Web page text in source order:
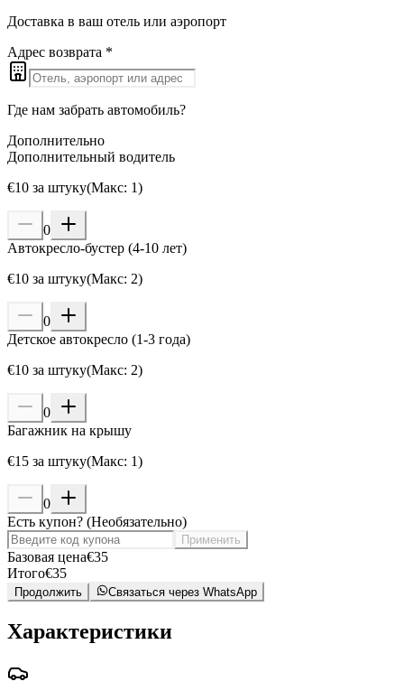
Доставка в ваш отель или аэропорт
Адрес возврата *
Где нам забрать автомобиль?
Дополнительно
Дополнительный водитель
€10 за штуку(Макс: 1)
0
Автокресло-бустер (4-10 лет)
€10 за штуку(Макс: 2)
0
Детское автокресло (1-3 года)
€10 за штуку(Макс: 2)
0
Багажник на крышу
€15 за штуку(Макс: 1)
0
Есть купон? (Необязательно)
Применить
Базовая цена€35
Итого€35
Продолжить Связаться через WhatsApp
Характеристики